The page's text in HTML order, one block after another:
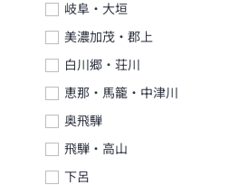
岐阜・大垣
美濃加茂・郡上
白川郷・荘川
恵那・馬籠・中津川
奥飛騨
飛騨・高山
下呂